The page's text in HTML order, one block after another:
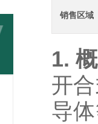
销售区域
1.
开
导